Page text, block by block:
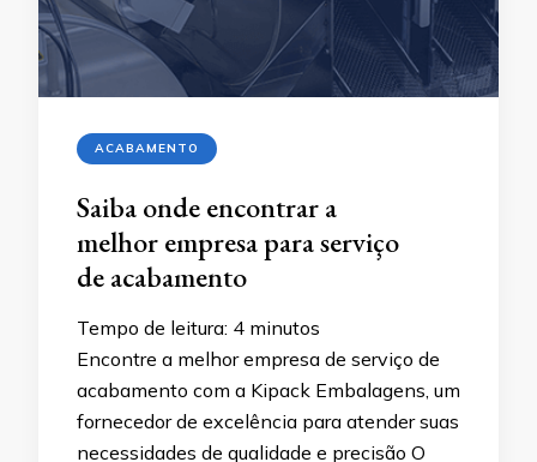
ACABAMENTO
Saiba onde encontrar a
melhor empresa para serviço
de acabamento
Tempo de leitura: 4 minutos
Encontre a melhor empresa de serviço de
acabamento com a Kipack Embalagens, um
fornecedor de excelência para atender suas
necessidades de qualidade e precisão O